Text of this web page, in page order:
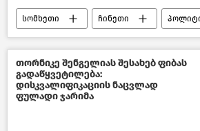
სომხეთი ჩინეთი
მსოფლიოს ახალი ამბები
ახალი ამბები კავკასია
თორნიკე შენგელიას შესახებ ფიბას
გადაწყვეტილება:
დისკვალიფიკაციის ნაცვლად
ფულადი ჯარიმა